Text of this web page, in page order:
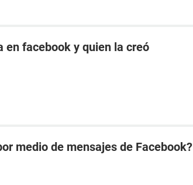
en facebook y quien la creó
medio de mensajes de Facebook?